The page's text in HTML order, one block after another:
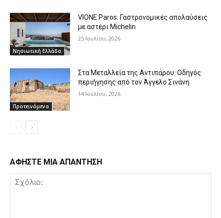
Νησιωτική Ελλάδα
VIONE Paros: Γαστρονομικές απολαύσεις
με αστέρι Michelin
25 Ιουλίου, 2026
Προτεινόμενα
Στα Μεταλλεία της Αντιπάρου: Οδηγός
περιήγησης από τον Άγγελο Σινάνη
14 Ιουλίου, 2026
ΑΦΗΣΤΕ ΜΙΑ ΑΠΑΝΤΗΣΗ